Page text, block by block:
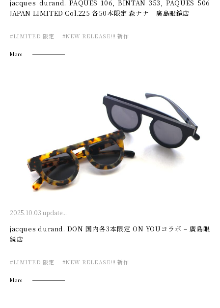
jacques durand. PAQUES 106, BINTAN 353, PAQUES 506
JAPAN LIMITED Col.225 各50本限定 森ナナ – 廣島眼鏡店
#LIMITED 限定 #NEW RELEASE!!! 新作
More
2025.10.03 update...
jacques durand. DON 国内各3本限定 ON YOUコラボ – 廣島眼
鏡店
#LIMITED 限定 #NEW RELEASE!!! 新作
More